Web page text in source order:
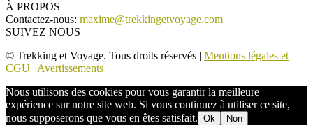
À PROPOS
Contactez-nous: maxime@trekkingetvoyage.com
SUIVEZ NOUS
© Trekking et Voyage. Tous droits réservés | Mentions légales et
CGU | Avertissements
Nous utilisons des cookies pour vous garantir la meilleure
expérience sur notre site web. Si vous continuez à utiliser ce site,
nous supposerons que vous en êtes satisfait. Ok
Non